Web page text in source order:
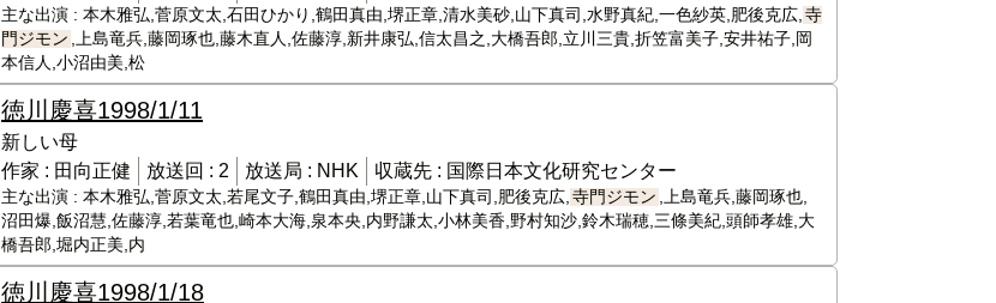
主な出演 : 本木雅弘,菅原文太,石田ひかり,鶴田真由,堺正章,清水美砂,山下真司,水野真紀,一色紗英,肥後克広, 寺
門ジモン
,上島竜兵,藤岡琢也,藤木直人,佐藤淳,新井康弘,信太昌之,大橋吾郎,立川三貴,折笠富美子,安井祐子,岡
本信人,小沼由美,松
徳川慶喜1998/1/11
新しい母
作家 : 田向正健 放送回 : 2 放送局 : NHK 収蔵先 : 国際日本文化研究センター
主な出演 : 本木雅弘,菅原文太,若尾文子,鶴田真由,堺正章,山下真司,肥後克広, 寺門ジモン
,上島竜兵,藤岡琢也,
沼田爆,飯沼慧,佐藤淳,若葉竜也,崎本大海,泉本央,内野謙太,小林美香,野村知沙,鈴木瑞穂,三條美紀,頭師孝雄,大
橋吾郎,堀内正美,内
徳川慶喜1998/1/18